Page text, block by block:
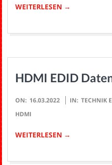
WEITERLESEN →
HDMI EDID
2022-
03-
ON: 16.03.2022 IN: TECHNIK
HDMI
WEITERLESEN →